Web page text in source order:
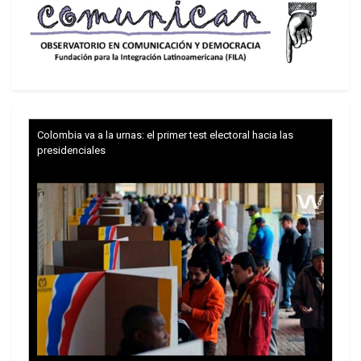
pueblo mientras la gente sigue ignorando los
mecanismos de especulación.
Consumes más de lo que vendes
de cualquier otro: es un mercado en el cual se
consume más de lo que se vende. El
economista Olivier Pastré estima que “el
Colombia va a la urnas: el primer test electoral hacia las
presidenciales